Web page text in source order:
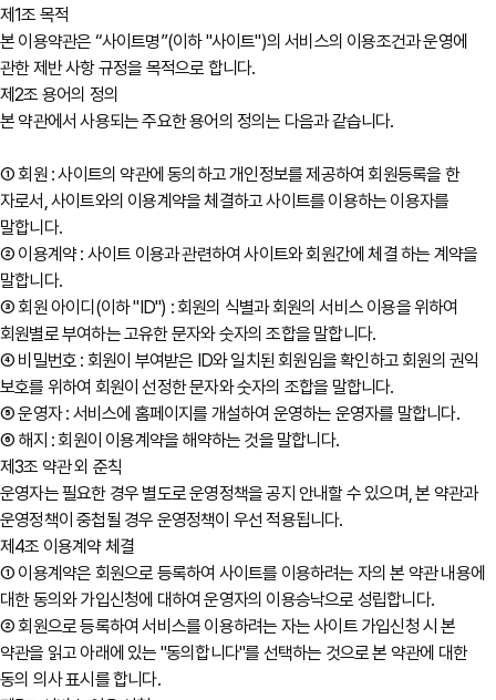
제1조 목적
본 이용약관은 “사이트명”(이하 "사이트")의 서비스의 이용조건과 운영에
관한 제반 사항 규정을 목적으로 합니다.
제2조 용어의 정의
본 약관에서 사용되는 주요한 용어의 정의는 다음과 같습니다.
① 회원 : 사이트의 약관에 동의하고 개인정보를 제공하여 회원등록을 한
자로서, 사이트와의 이용계약을 체결하고 사이트를 이용하는 이용자를
말합니다.
② 이용계약 : 사이트 이용과 관련하여 사이트와 회원간에 체결 하는 계약을
말합니다.
③ 회원 아이디(이하 "ID") : 회원의 식별과 회원의 서비스 이용을 위하여
회원별로 부여하는 고유한 문자와 숫자의 조합을 말합니다.
④ 비밀번호 : 회원이 부여받은 ID와 일치된 회원임을 확인하고 회원의 권익
보호를 위하여 회원이 선정한 문자와 숫자의 조합을 말합니다.
⑤ 운영자 : 서비스에 홈페이지를 개설하여 운영하는 운영자를 말합니다.
⑥ 해지 : 회원이 이용계약을 해약하는 것을 말합니다.
제3조 약관 외 준칙
운영자는 필요한 경우 별도로 운영정책을 공지 안내할 수 있으며, 본 약관과
운영정책이 중첩될 경우 운영정책이 우선 적용됩니다.
제4조 이용계약 체결
① 이용계약은 회원으로 등록하여 사이트를 이용하려는 자의 본 약관 내용에
대한 동의와 가입신청에 대하여 운영자의 이용승낙으로 성립합니다.
② 회원으로 등록하여 서비스를 이용하려는 자는 사이트 가입신청 시 본
약관을 읽고 아래에 있는 "동의합니다"를 선택하는 것으로 본 약관에 대한
동의 의사 표시를 합니다.